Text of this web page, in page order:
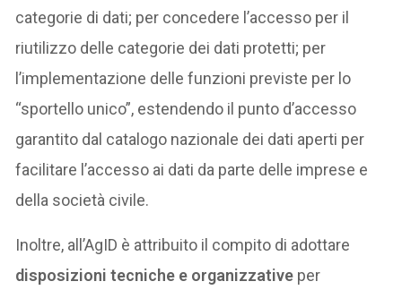
categorie di dati; per concedere l’accesso per il
riutilizzo delle categorie dei dati protetti; per
l’implementazione delle funzioni previste per lo
“sportello unico”, estendendo il punto d’accesso
garantito dal catalogo nazionale dei dati aperti per
facilitare l’accesso ai dati da parte delle imprese e
della società civile.
Inoltre, all’AgID è attribuito il compito di adottare
disposizioni tecniche e organizzative per